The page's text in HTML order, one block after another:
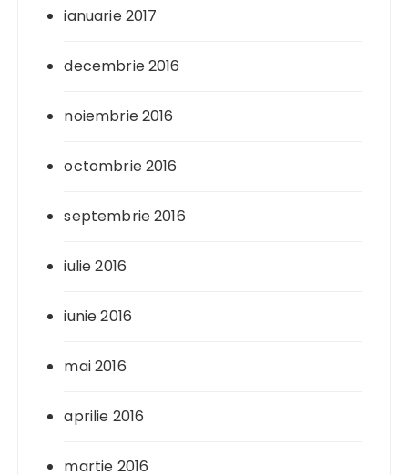
ianuarie 2017
decembrie 2016
noiembrie 2016
octombrie 2016
septembrie 2016
iulie 2016
iunie 2016
mai 2016
aprilie 2016
martie 2016